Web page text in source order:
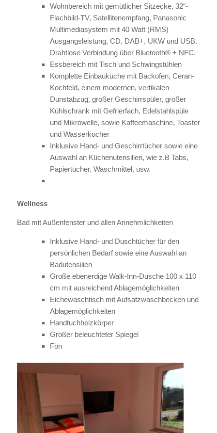
Wohnbereich mit gemütlicher Sitzecke, 32“-
Flachbild-TV, Satellitenempfang, Panasonic
Multimediasystem mit 40 Watt (RMS)
Ausgangsleistung, CD, DAB+, UKW und USB.
Drahtlose Verbindung über Bluetooth® + NFC.
Essbereich mit Tisch und Schwingstühlen
Komplette Einbauküche mit Backofen, Ceran-
Kochfeld, einem modernen, vertikalen
Dunstabzug, großer Geschirrspüler, großer
Kühlschrank mit Gefrierfach, Edelstahlspüle
und Mikrowelle, sowie Kaffeemaschine, Toaster
und Wasserkocher
Inklusive Hand- und Geschirrtücher sowie eine
Auswahl an Küchenutensilien, wie z.B Tabs,
Papiertücher, Waschmittel, usw.
Wellness
Bad mit Außenfenster und allen Annehmlichkeiten
Inklusive Hand- und Duschtücher für den
persönlichen Bedarf sowie eine Auswahl an
Badutensilien
Große ebenerdige Walk-Inn-Dusche 100 x 110
cm mit ausreichend Ablagemöglichkeiten
Eichewaschtisch mit Aufsatzwaschbecken und
Ablagemöglichkeiten
Handtuchheizkörper
Großer beleuchteter Spiegel
Fön